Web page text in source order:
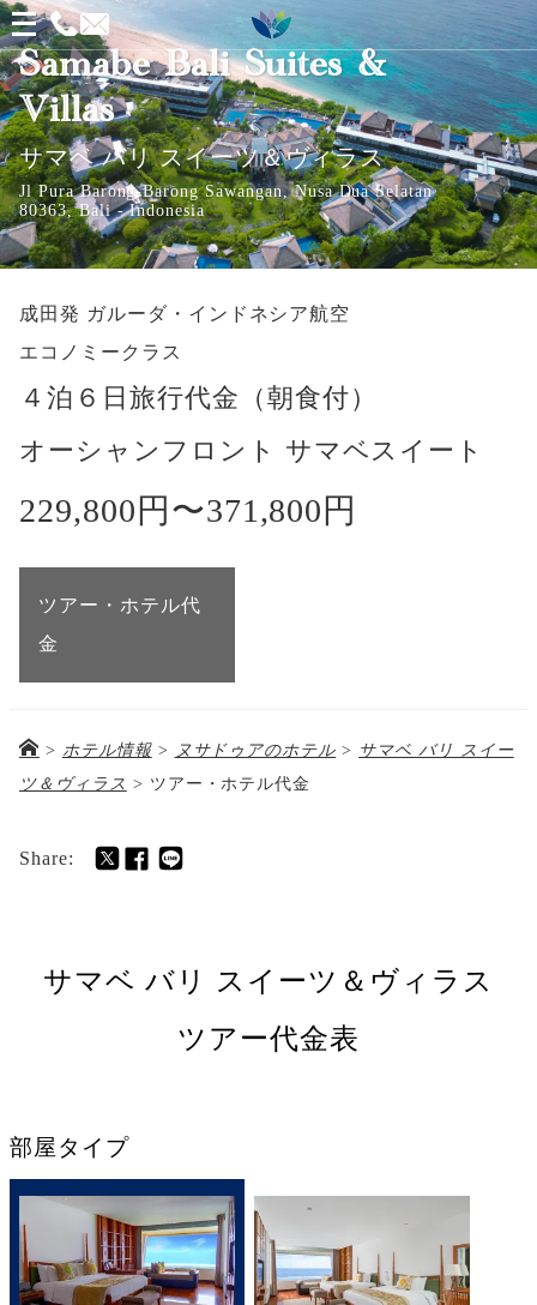
メ
ニ
ュ
ー
を
開
く
Samabe Bali Suites &
Villas
サマベ バリ スイーツ＆ヴィラス
Jl Pura Barong-Barong Sawangan, Nusa Dua Selatan
80363, Bali - Indonesia
成田発 ガルーダ・インドネシア航空
エコノミークラス
４泊６日旅行代金（朝食付）
オーシャンフロント サマベスイート
229,800円〜371,800円
ツアー・ホテル代
金
> ホテル情報> ヌサドゥアのホテル > サマベ バリ スイー
ツ＆ヴィラス > ツアー・ホテル代金
Share:
サマベ バリ スイーツ＆ヴィラス
ツアー代金表
部屋タイプ